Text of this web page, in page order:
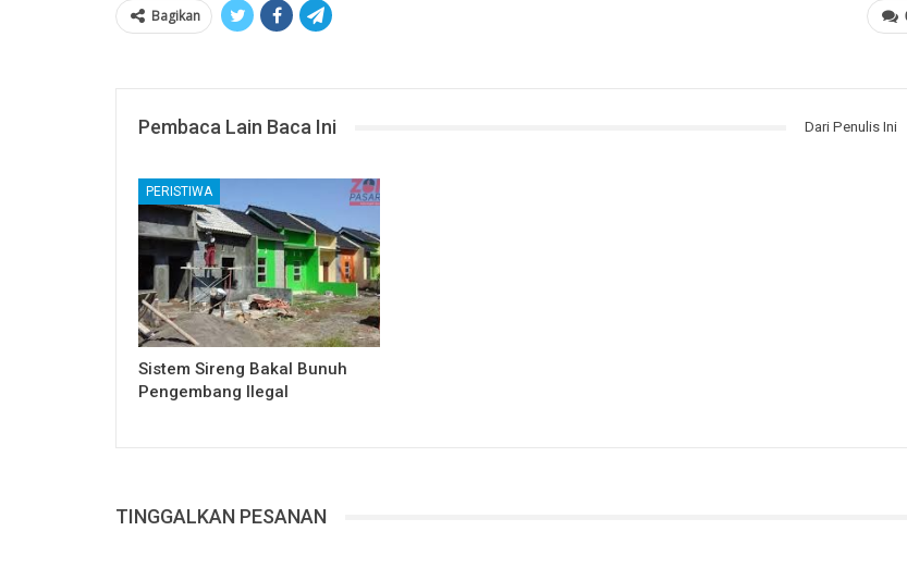
Bagikan
Pembaca Lain Baca Ini Dari Penulis Ini
PERISTIWA
Sistem Sireng Bakal Bunuh
Pengembang Ilegal
TINGGALKAN PESANAN